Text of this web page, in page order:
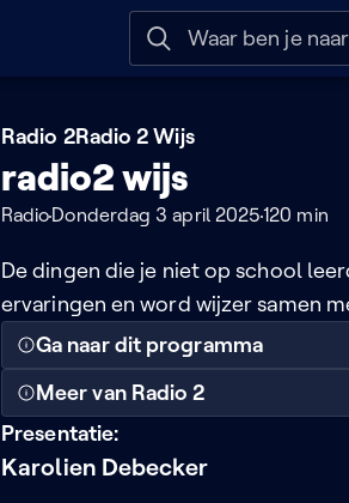
Naar help
Radio 2Radio 2 Wijs
radio2 wijs
Radio Donderdag 3 april 2025120 min
De dingen die je niet op school
ervaringen en word wijzer samen
Ga naar dit programma
Meer van Radio 2
Presentatie:
Karolien Debecker